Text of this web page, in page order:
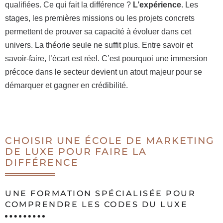
qualifiées. Ce qui fait la différence ? L’expérience. Les
stages, les premières missions ou les projets concrets
permettent de prouver sa capacité à évoluer dans cet
univers. La théorie seule ne suffit plus. Entre savoir et
savoir-faire, l’écart est réel. C’est pourquoi une immersion
précoce dans le secteur devient un atout majeur pour se
démarquer et gagner en crédibilité.
CHOISIR UNE ÉCOLE DE MARKETING
DE LUXE POUR FAIRE LA
DIFFÉRENCE
UNE FORMATION SPÉCIALISÉE POUR
COMPRENDRE LES CODES DU LUXE